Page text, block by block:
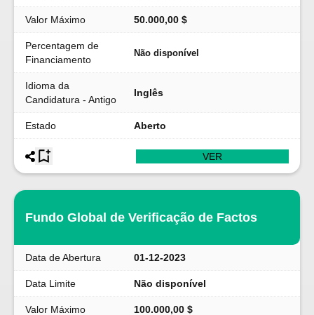
Valor Máximo 50.000,00 $
Percentagem de
Financiamento
Não disponível
Idioma da
Candidatura - Antigo
Inglês
Estado Aberto
VER
Fundo Global de Verificação de Factos
Data de Abertura 01-12-2023
Data Limite Não disponível
Valor Máximo 100.000,00 $